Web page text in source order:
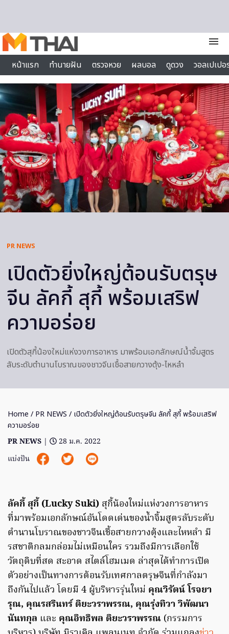
menu
หน้าแรก
ทำนายฝัน ตรวจหวย ผลบอล ดูดวง
วอลเปเป
ไลฟ์สไตล์
PR NEWS
เปิดตัวยิ่งใหญ่ต้อนรับตรุษ
จีน ลัคกี้ สุกี้ พร้อมเสริฟ
ความอร่อย
เปิดตัวสุกี้น้องใหม่แห่งวงการอาหาร มาพร้อมเอกลักษณ์น้ำจิ้มสูตร
ลับระดับตำนานโบราณของชาวจีนเชื้อสายกวางตุ้ง-ไหหลำ
Home / PR NEWS / เปิดตัวยิ่งใหญ่ต้อนรับตรุษจีน ลัคกี้ สุกี้ พร้อมเสริฟ
ความอร่อย
PR NEWS |
28 ม.ค. 2022
แบ่งปัน
ลัคกี้ สุกี้ (Lucky Suki) สุกี้น้องใหม่แห่งวงการอาหาร
ที่มาพร้อมเอกลักษณ์อันโดดเด่นของน้ำจิ้มสูตรลับระดับ
ตำนานโบราณของชาวจีนเชื้อสายกวางตุ้งและไหหลำ มี
รสชาติกลมกล่อมไม่เหมือนใคร รวมถึงมีการเลือกใช้
วัตถุดิบที่สด สะอาด สไตล์โฮมเมด ล่าสุดได้ทำการเปิด
ตัวอย่างเป็นทางการต้อนรับเทศกาลตรุษจีนที่กำลังมา
ถึงกันไปแล้ว โดยมี 4 ผู้บริหารรุ่นใหม่ คุณวิรัตน์ โรจยา
รุณ, คุณรสรินทร์ ติยะวราพรรณ, คุณรุ่งทิวา วิพัฒนา
นันทกุล และ คุณอิทธิพล ติยะวราพรรณ (กรรมการ